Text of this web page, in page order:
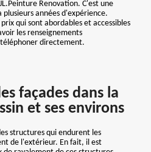
Renovation. C'est une
années d'expérience.
qui sont abordables et accessibles
les renseignements
directement.
façades dans la
et ses environs
structures qui endurent les
de l'extérieur. En fait, il est